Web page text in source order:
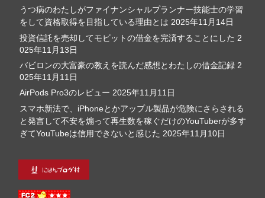
うつ病のわたしがファイナンシャルプランナー技能士の学習
をして資格取得を目指している理由とは 2025年11月14日
投資信託を売却してモビットの借金を完済することにした 2
025年11月13日
バビロンの大富豪の教えを読んだ感想とわたしの借金記録 2
025年11月11日
AirPods Pro3のレビュー 2025年11月11日
スマホ新法で、iPhoneとかアップル製品が危険にさらされる
と発言して不安を煽って再生数を稼ぐだけのYouTuberが多す
ぎてYouTubeは信用できないと感じた 2025年11月10日